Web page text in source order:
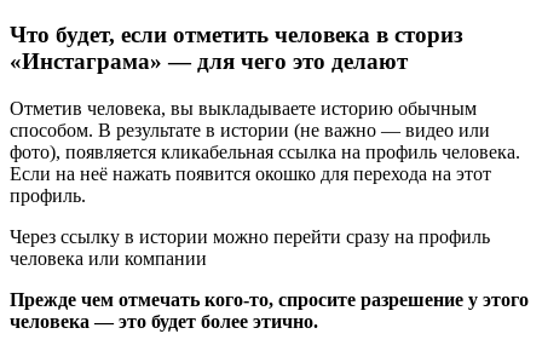
Что будет, если отметить человека в сториз
«Инстаграма» — для чего это делают
Отметив человека, вы выкладываете историю обычным
способом. В результате в истории (не важно — видео или
фото), появляется кликабельная ссылка на профиль человека.
Если на неё нажать появится окошко для перехода на этот
профиль.
Через ссылку в истории можно перейти сразу на профиль
человека или компании
Прежде чем отмечать кого-то, спросите разрешение у этого
человека — это будет более этично.